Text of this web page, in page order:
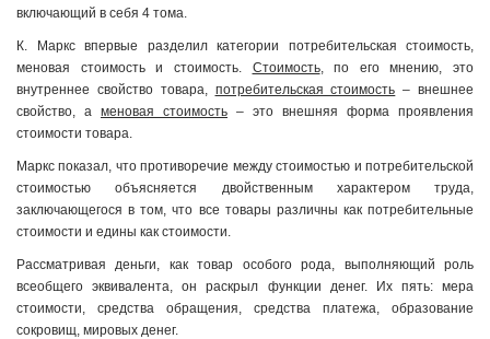
включающий в себя 4 тома.
К. Маркс впервые разделил категории потребительская стоимость,
меновая стоимость и стоимость. Стоимость, по его мнению, это
внутреннее свойство товара, потребительская стоимость – внешнее
свойство, а меновая стоимость – это внешняя форма проявления
стоимости товара.
Маркс показал, что противоречие между стоимостью и потребительской
стоимостью объясняется двойственным характером труда,
заключающегося в том, что все товары различны как потребительные
стоимости и едины как стоимости.
Рассматривая деньги, как товар особого рода, выполняющий роль
всеобщего эквивалента, он раскрыл функции денег. Их пять: мера
стоимости, средства обращения, средства платежа, образование
сокровищ, мировых денег.